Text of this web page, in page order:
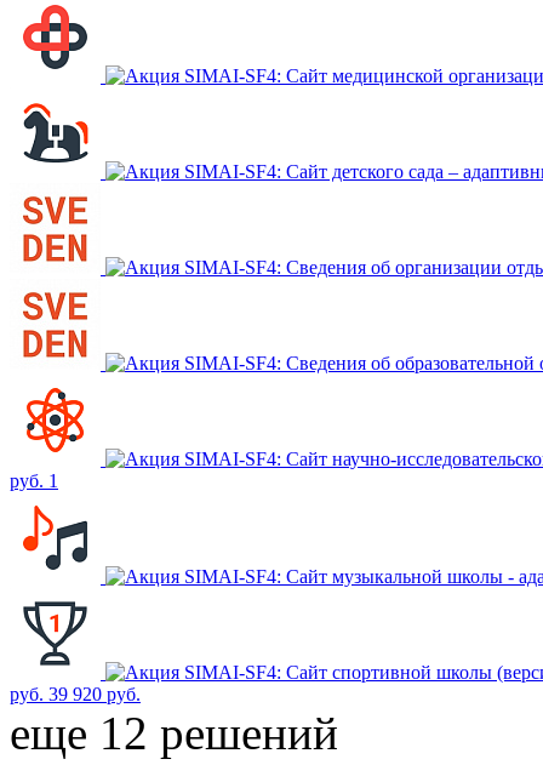
SIMAI-SF4: Сайт медицинской
SIMAI-SF4: Сайт детского сада –
SIMAI-SF4: Сведения об организации
SIMAI-SF4: Сведения об образовательной
SIMAI-SF4: Сайт научно-
руб. 1
SIMAI-SF4: Сайт музыкальной школы -
SIMAI-SF4: Сайт спортивной школы
руб. 39 920 руб.
еще 12 решений